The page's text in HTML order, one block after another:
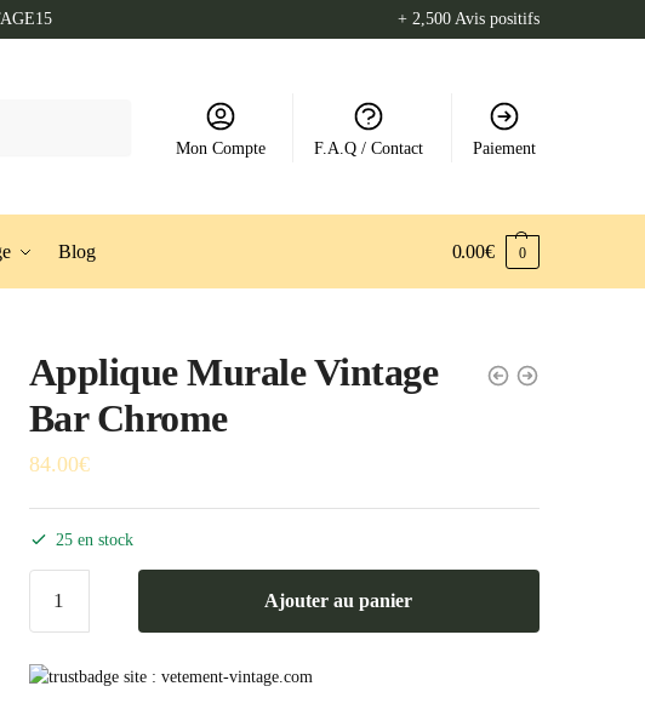
+ 2,500 Avis positifs
Mon Compte F.A.Q / Contact Paiement
Blog 0.00€ 0
Applique Murale Vintage
Bar Chrome
84.00€
25 en stock
Murale
Ajouter au panier